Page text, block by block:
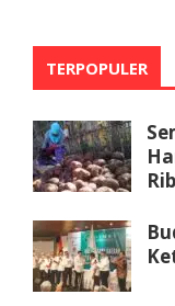
TERPOPULER